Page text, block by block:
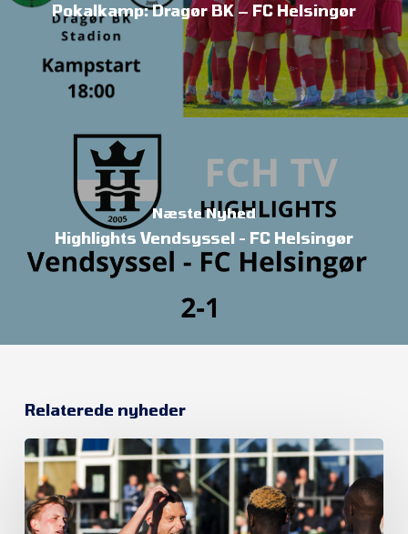
Pokalkamp: Dragør BK – FC Helsingør
Næste Nyhed
Highlights Vendsyssel - FC Helsingør
Relaterede nyheder
Et
nyt
kapitel